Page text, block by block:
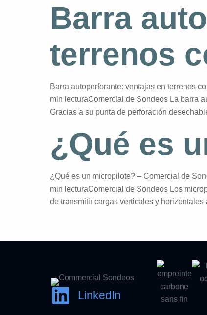
Barra
terrenos
Barra autoperforante: ventajas en terrenos
min lecturaComercial de Sondeos La barra
Gracias a su punta de perforación
¿Qué es
¿Qué es un micropilote? – Comercial de
min lecturaComercial de Sondeos Los
de transmitir cargas verticales y
LinkedIn